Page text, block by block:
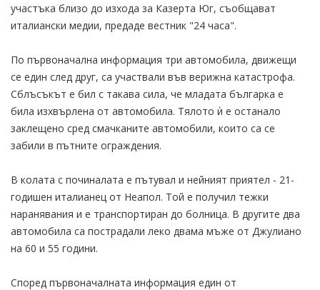
участъка близо до изхода за Казерта Юг, съобщават
италиански медии, предаде вестник "24 часа".
По първоначална информация три автомобила, движещи
се един след друг, са участвали във верижна катастрофа.
Сблъсъкът е бил с такава сила, че младата българка е
била изхвърлена от автомобила. Тялото ѝ е останало
заклещено сред смачканите автомобили, които са се
забили в пътните ограждения.
В колата с починалата е пътувал и нейният приятел - 21-
годишен италианец от Неапол. Той е получил тежки
наранявания и е транспортиран до болница. В другите два
автомобила са пострадали леко двама мъже от Джулиано
на 60 и 55 години.
Според първоначалната информация един от